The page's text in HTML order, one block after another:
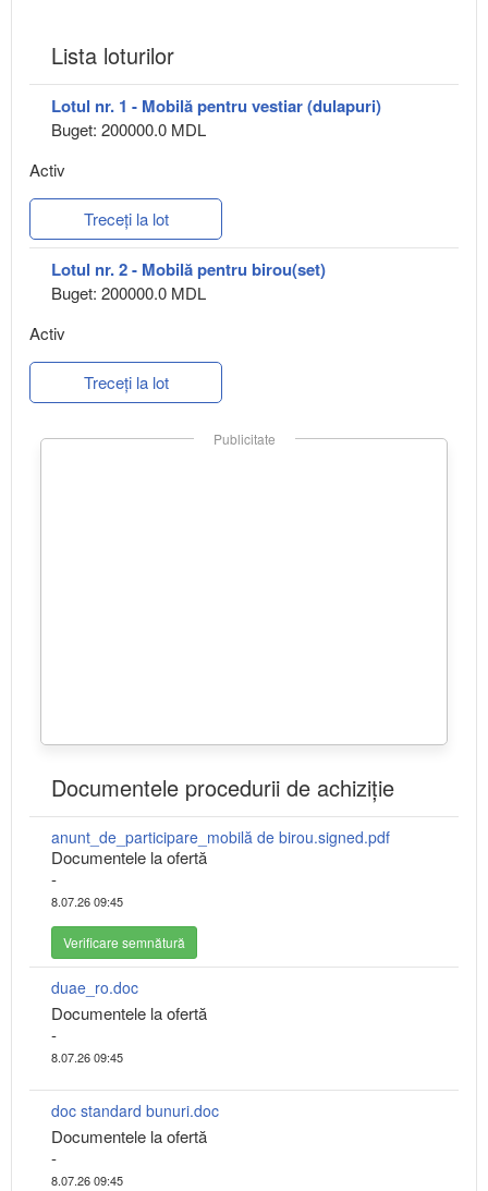
Lista loturilor
Lotul nr. 1 - Mobilă pentru vestiar (dulapuri)
Buget: 200000.0 MDL
Activ
Treceți la lot
Lotul nr. 2 - Mobilă pentru birou(set)
Buget: 200000.0 MDL
Activ
Treceți la lot
Publicitate
Documentele procedurii de achiziție
anunt_de_participare_mobilă de birou.signed.pdf
Documentele la ofertă
-
8.07.26 09:45
Verificare semnătură
duae_ro.doc
Documentele la ofertă
-
8.07.26 09:45
doc standard bunuri.doc
Documentele la ofertă
-
8.07.26 09:45